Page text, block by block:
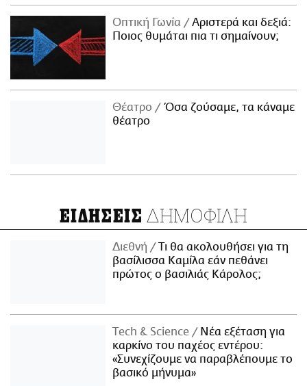
Οπτική Γωνία
Αριστερά και δεξιά:
Ποιος θυμάται πια τι σημαίνουν;
Θέατρο
Όσα ζούσαμε, τα κάναμε
θέατρο
ΕΙΔΗΣΕΙΣ ΔΗΜΟΦΙΛΗ
Διεθνή
Τι θα ακολουθήσει για τη
βασίλισσα Καμίλα εάν πεθάνει
πρώτος ο βασιλιάς Κάρολος;
Τech & Science
Νέα εξέταση για
καρκίνο του παχέος εντέρου:
«Συνεχίζουμε να παραβλέπουμε το
βασικό μήνυμα»